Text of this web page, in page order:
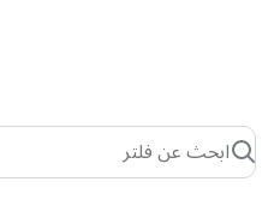
ابحث عن فلتر